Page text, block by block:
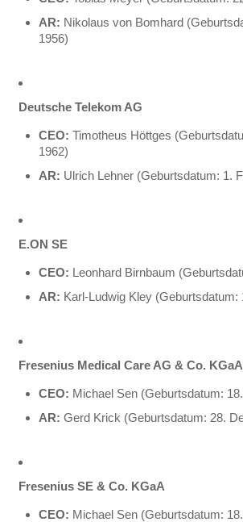
AR: Nikolaus von Bomhard
1956)
Deutsche Telekom AG
CEO: Timotheus Höttges
1962)
AR: Ulrich Lehner (Geburtsdatum: 1.
E.ON SE
CEO: Leonhard Birnbaum
AR: Karl-Ludwig Kley (Geburtsdatum:
Fresenius Medical Care AG & Co. KGaA
CEO: Michael Sen (Geburtsdatum:
AR: Gerd Krick (Geburtsdatum: 28.
Fresenius SE & Co. KGaA
CEO: Michael Sen (Geburtsdatum: